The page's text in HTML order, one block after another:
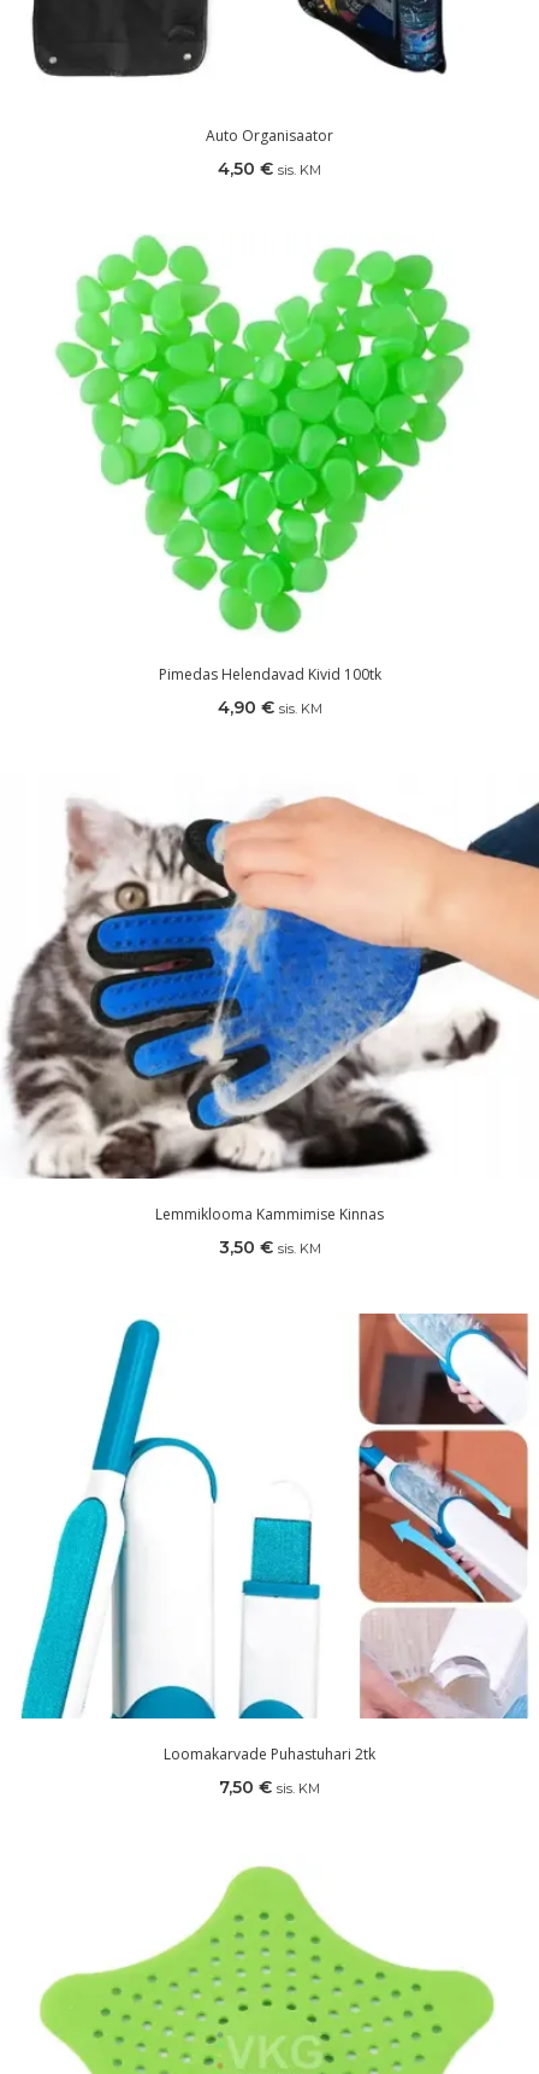
Auto Organisaator
4,50 € sis. KM
Pimedas Helendavad Kivid 100tk
4,90 € sis. KM
Lemmiklooma Kammimise Kinnas
3,50 € sis. KM
Loomakarvade Puhastuhari 2tk
7,50 € sis. KM